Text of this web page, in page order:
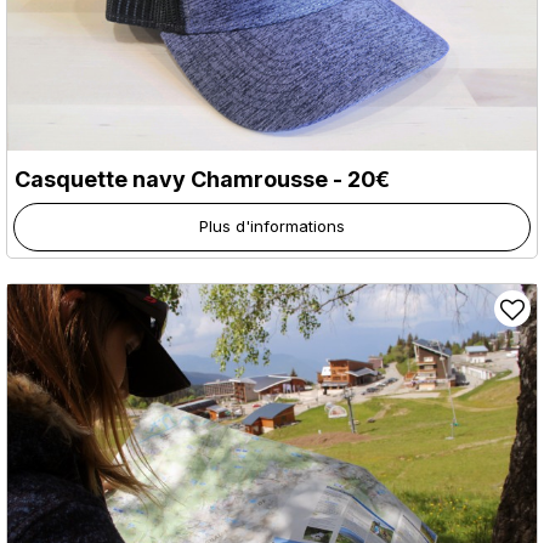
Casquette navy Chamrousse - 20€
Plus d'informations